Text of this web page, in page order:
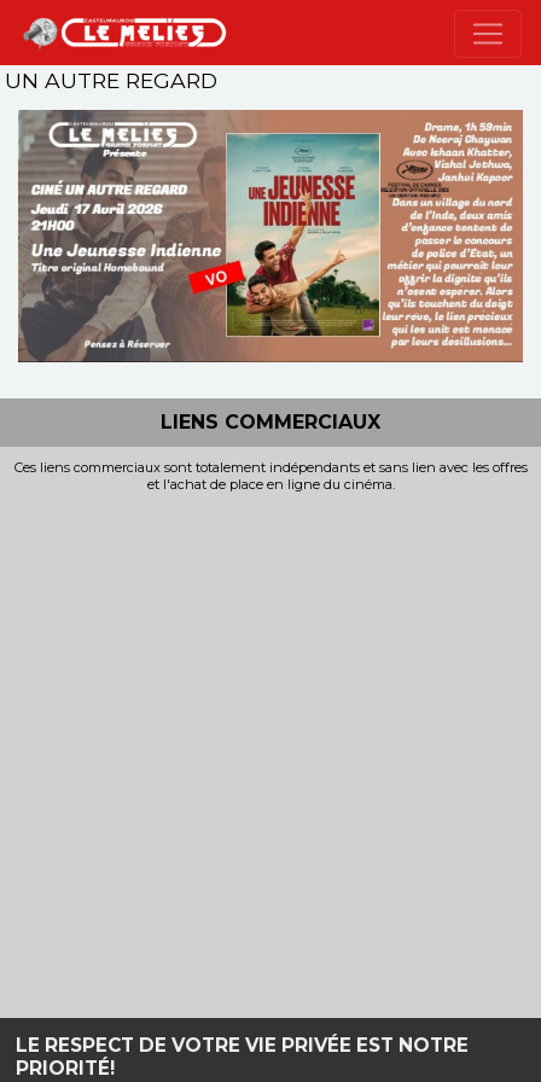
LE RESPECT DE VOTRE VIE PRIVÉE EST NOTRE
PRIORITÉ!
UN AUTRE REGARD
LIENS COMMERCIAUX
Ces liens commerciaux sont totalement indépendants et sans lien avec les offres
et l'achat de place en ligne du cinéma.